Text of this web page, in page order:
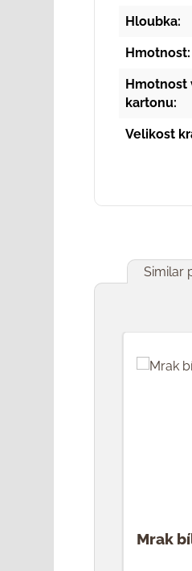
Hloubka:
Hmotnost:
Hmotnost
kartonu:
Velikost
Similar
Mrak